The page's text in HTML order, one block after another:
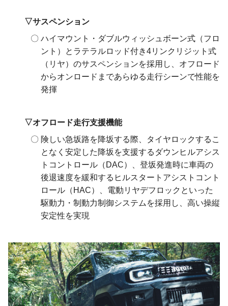
サスペンション
ハイマウント・ダブルウィッシュボーン式（フロ
ント）とラテラルロッド付き4リンクリジット式
（リヤ）のサスペンションを採用し、オフロード
からオンロードまであらゆる走行シーンで性能を
発揮
オフロード走行支援機能
険しい急坂路を降坂する際、タイヤロックするこ
となく安定した降坂を支援するダウンヒルアシス
トコントロール（DAC）、登坂発進時に車両の
後退速度を緩和するヒルスタートアシストコント
ロール（HAC）、電動リヤデフロックといった
駆動力・制動力制御システムを採用し、高い操縦
安定性を実現